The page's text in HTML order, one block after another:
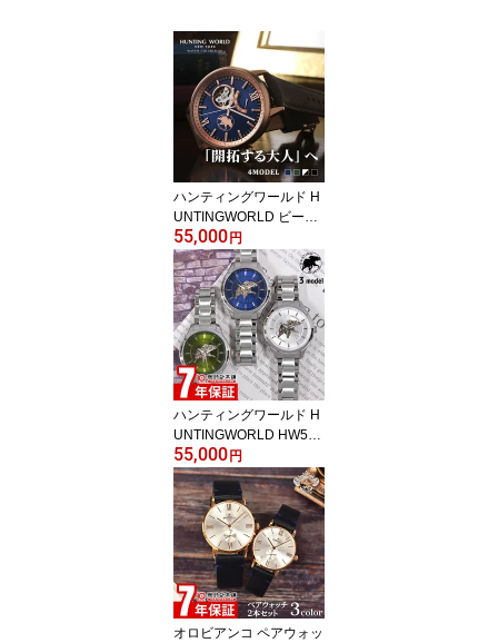
ハンティングワールド H
UNTINGWORLD ビート
エモーション HW501BK
メンズ
55,000 円
ハンティングワールド H
UNTINGWORLD HW502
SSI メンズ
55,000 円
オロビアンコ ペアウォッ